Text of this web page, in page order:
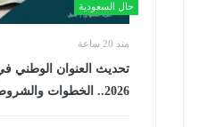
حال السعودية
منذ 20 ساعة
تحديث العنوان الوطني
2026.. الخطوات والشروط وأهم الأسئلة